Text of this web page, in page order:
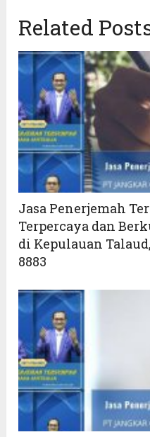
Related
Jasa Penerjemah
Terpercaya dan
di Kepulauan
8883